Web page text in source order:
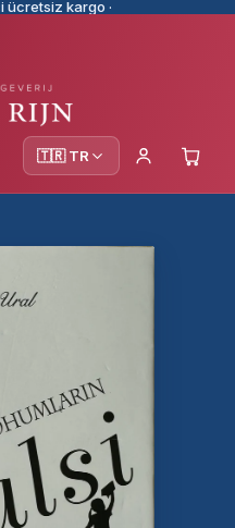
kargo ·
🇹🇷 TR